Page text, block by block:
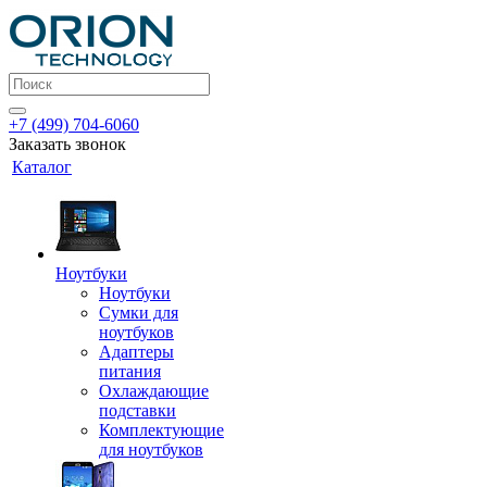
+7 (499) 704-6060
Заказать звонок
Каталог
Ноутбуки
Ноутбуки
Сумки для
ноутбуков
Адаптеры
питания
Охлаждающие
подставки
Комплектующие
для ноутбуков